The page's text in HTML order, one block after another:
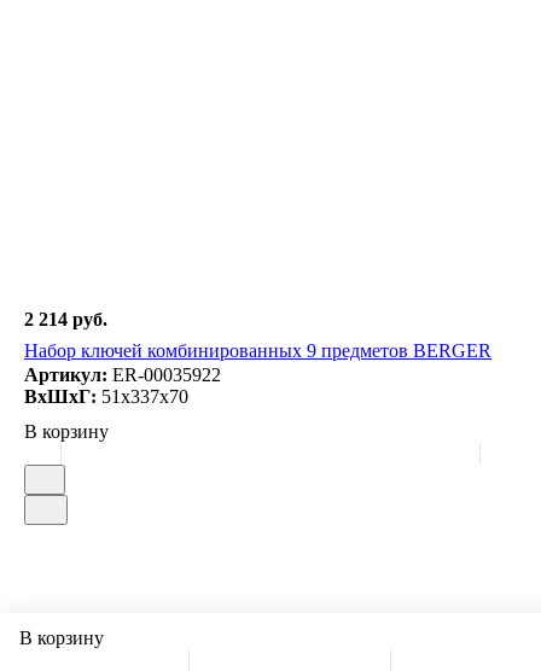
В корзину
2 214 руб.
Набор ключей комбинированных 9 предметов BERGER
Артикул: ER-00035922
ВxШxГ: 51x337x70
В корзину